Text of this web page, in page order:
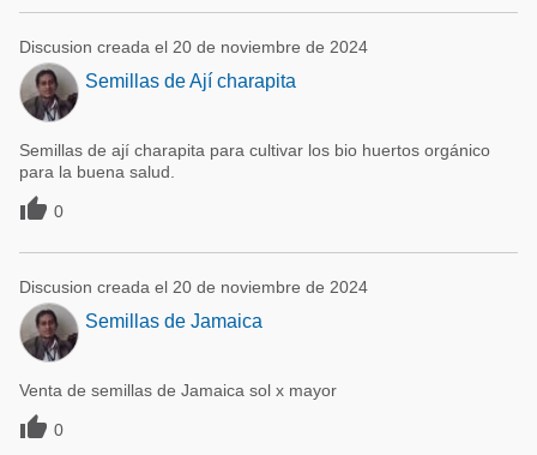
Discusion creada el 20 de noviembre de 2024
Semillas de Ají charapita
Semillas de ají charapita para cultivar los bio huertos orgánico
para la buena salud.
 0
Discusion creada el 20 de noviembre de 2024
Semillas de Jamaica
Venta de semillas de Jamaica sol x mayor
 0